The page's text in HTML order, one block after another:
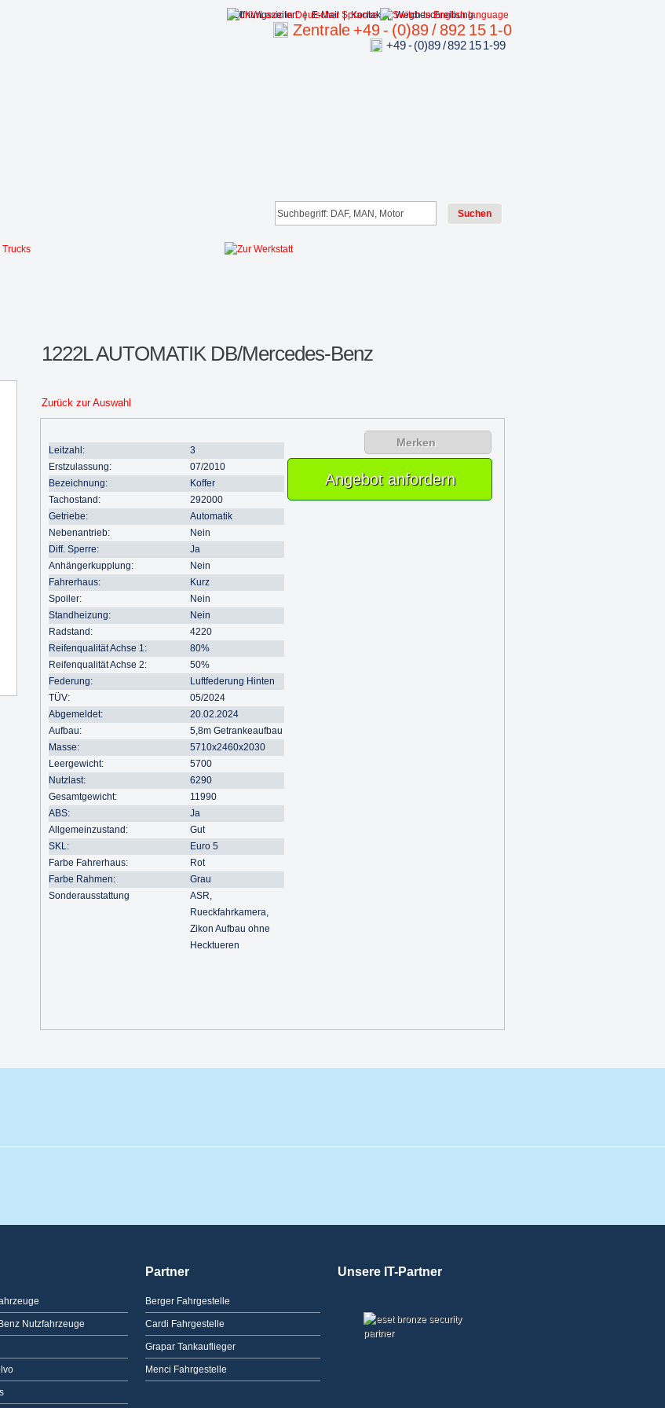
Wegbeschreibung
Kontakt |
E-Mail |
Öffnungszeiten: |
Zentrale +49 - (0)89 / 892 15 1-0
+49 - (0)89 / 892 15 1-99
1222L AUTOMATIK DB/Mercedes-Benz
Zurück zur Auswahl
Merken
Angebot anfordern
Leitzahl:
3
Erstzulassung:
07/2010
Bezeichnung:
Koffer
Tachostand:
292000
Getriebe:
Automatik
Nebenantrieb:
Nein
Diff. Sperre:
Ja
Anhängerkupplung:
Nein
Fahrerhaus:
Kurz
Spoiler:
Nein
Standheizung:
Nein
Radstand:
4220
Reifenqualität Achse 1:
80%
Reifenqualität Achse 2:
50%
Federung:
Luftfederung Hinten
TÜV:
05/2024
Abgemeldet:
20.02.2024
Aufbau:
5,8m Getrankeaufbau
Masse:
5710x2460x2030
Leergewicht:
5700
Nutzlast:
6290
Gesamtgewicht:
11990
ABS:
Ja
Allgemeinzustand:
Gut
SKL:
Euro 5
Farbe Fahrerhaus:
Rot
Farbe Rahmen:
Grau
Sonderausstattung
ASR,
Rueckfahrkamera,
Zikon Aufbau ohne
Hecktueren
Nutzfahrzeuge
Partner
Berger Fahrgestelle
Cardi Fahrgestelle
Grapar Tankauflieger
Menci Fahrgestelle
Unsere IT-Partner